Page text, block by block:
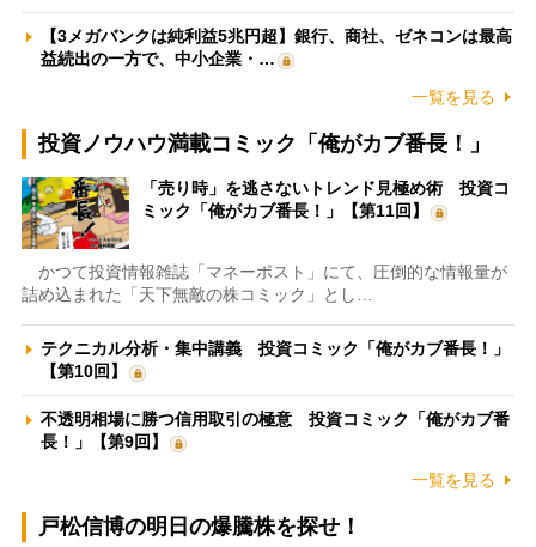
【3メガバンクは純利益5兆円超】銀行、商社、ゼネコンは最高
益続出の一方で、中小企業・…
一覧を見る
投資ノウハウ満載コミック「俺がカブ番長！」
「売り時」を逃さないトレンド見極め術 投資コ
ミック「俺がカブ番長！」【第11回】
かつて投資情報雑誌「マネーポスト」にて、圧倒的な情報量が
詰め込まれた「天下無敵の株コミック」とし…
テクニカル分析・集中講義 投資コミック「俺がカブ番長！」
【第10回】
不透明相場に勝つ信用取引の極意 投資コミック「俺がカブ番
長！」【第9回】
一覧を見る
戸松信博の明日の爆騰株を探せ！